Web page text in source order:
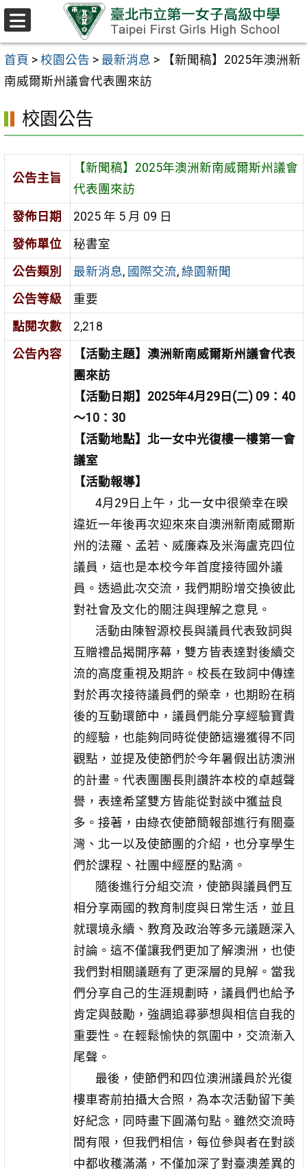
跳至主要內容區
首頁 > 校園公告 > 最新消息 >
【新聞稿】2025年澳洲新
南威爾斯州議會代表團來訪
校園公告
公告主旨
【新聞稿】2025年澳洲新南威爾斯州議會
代表團來訪
發佈日期
2025 年 5 月 09 日
發佈單位
秘書室
公告類別
最新消息, 國際交流, 綠園新聞
公告等級
重要
點閱次數
2,218
公告內容
【活動主題】澳洲新南威爾斯州議會代表
團來訪
【活動日期】2025年4月29日(二) 09：40
～10：30
【活動地點】北一女中光復樓一樓第一會
議室
【活動報導】
4月29日上午，北一女中很榮幸在暌
違近一年後再次迎來來自澳洲新南威爾斯
州的法羅、孟若、威廉森及米海盧克四位
議員，這也是本校今年首度接待國外議
員。透過此次交流，我們期盼增交換彼此
對社會及文化的關注與理解之意見。
活動由陳智源校長與議員代表致詞與
互贈禮品揭開序幕，雙方皆表達對後續交
流的高度重視及期許。校長在致詞中傳達
對於再次接待議員們的榮幸，也期盼在稍
後的互動環節中，議員們能分享經驗寶貴
的經驗，也能夠同時從使節這邊獲得不同
觀點，並提及使節們於今年暑假出訪澳洲
的計畫。代表團團長則讚許本校的卓越聲
譽，表達希望雙方皆能從對談中獲益良
多。接著，由綠衣使節簡報部進行有關臺
灣、北一以及使節團的介紹，也分享學生
們於課程、社團中經歷的點滴。
隨後進行分組交流，使節與議員們互
相分享兩國的教育制度與日常生活，並且
就環境永續、教育及政治等多元議題深入
討論。這不僅讓我們更加了解澳洲，也使
我們對相關議題有了更深層的見解。當我
們分享自己的生涯規劃時，議員們也給予
肯定與鼓勵，強調追尋夢想與相信自我的
重要性。在輕鬆愉快的氛圍中，交流漸入
尾聲。
最後，使節們和四位澳洲議員於光復
樓車寄前拍攝大合照，為本次活動留下美
好紀念，同時畫下圓滿句點。雖然交流時
間有限，但我們相信，每位參與者在對談
中都收穫滿滿，不僅加深了對臺澳差異的
選
單